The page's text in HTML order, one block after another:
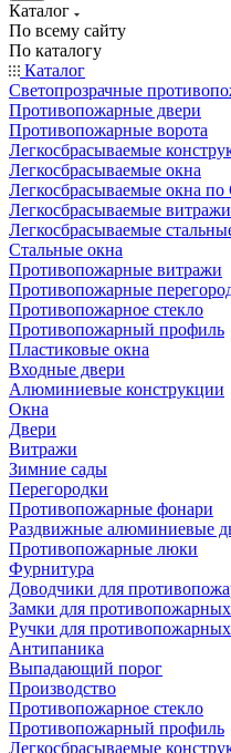
Каталог
По всему сайту
По каталогу
Каталог
Светопрозрачные
Противопожарные двери
Противопожарные ворота
Легкосбрасываемые
Легкосбрасываемые окна
Легкосбрасываемые окна
Легкосбрасываемые витражи
Легкосбрасываемые
Стальные окна
Противопожарные витражи
Противопожарные
Противопожарное стекло
Противопожарный профиль
Пластиковые окна
Входные двери
Алюминиевые конструкции
Окна
Двери
Витражи
Зимние сады
Перегородки
Противопожарные фонари
Раздвижные алюминиевые
Противопожарные люки
Фурнитура
Доводчики для
Замки для
Ручки для
Антипаника
Выпадающий порог
Производство
Противопожарное стекло
Противопожарный профиль
Легкосбрасываемые